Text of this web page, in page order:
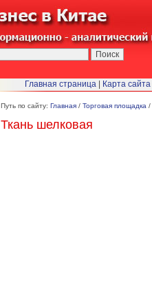
Путь по сайту: Главная / Торговая площадка /
Ткань шелковая
Главная страница Карта сайта